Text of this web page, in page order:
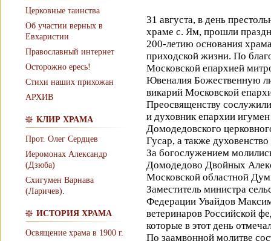
Церковные таинства
Об участии верных в
Евхаристии
Православный интернет
Осторожно ересь!
Стихи наших прихожан
АРХИВ
КЛИР ХРАМА
Прот. Олег Сердцев
Иеромонах Александр
(Дзюба)
Схигумен Варнава
(Ларичев).
ИСТОРИЯ ХРАМА
Освящение храма в 1900 г.
31 августа, в день
храме с. Ям, прошли
200-летию основания
приходской жизни. По
Московской епархией
Ювеналия Божественную
викарий Московской
Преосвященству
и духовник епархии
Домодедовского
Гусар, а также
За богослужением
Домодедово Двойных
Московской областной
Заместитель министра
Федерации Увайдов
ветеринаров Российской
которые в этот день
По заамвонной молитве